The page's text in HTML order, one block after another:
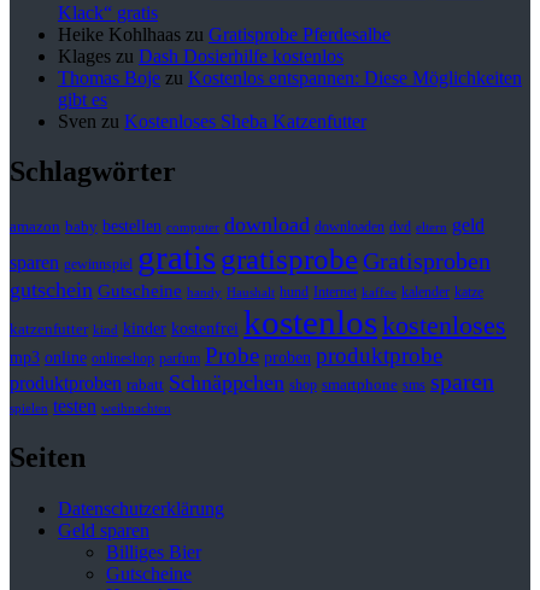
Klack“ gratis
Heike Kohlhaas zu Gratisprobe Pferdesalbe
Klages zu Dash Dosierhilfe kostenlos
Thomas Boje zu Kostenlos entspannen: Diese Möglichkeiten
gibt es
Sven zu Kostenloses Sheba Katzenfutter
Schlagwörter
amazon baby bestellen computer download downloaden dvd eltern geld
sparen gewinnspiel gratisgratisprobeGratisproben
gutschein Gutscheine handy Haushalt hund Internet kaffee kalender katze
katzenfutter kind kinder kostenfrei kostenloskostenloses
mp3 online onlineshop parfum Probe proben produktprobe
produktproben rabatt Schnäppchen shop smartphone sms sparen
spielen testen weihnachten
Seiten
Datenschutzerklärung
Geld sparen
Billiges Bier
Gutscheine